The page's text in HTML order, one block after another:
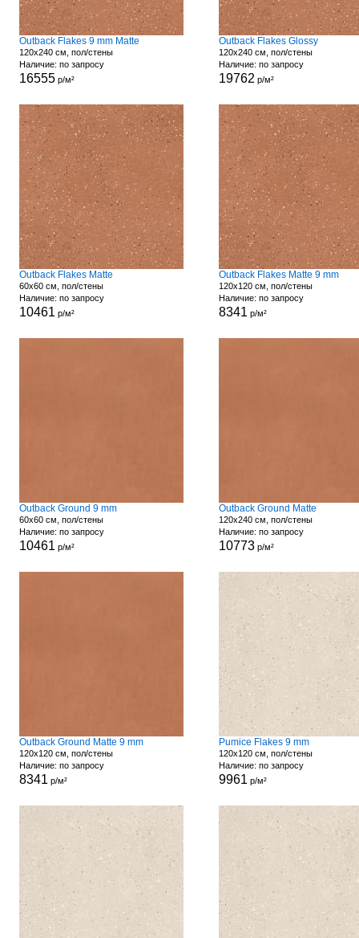
Outback Flakes 9 mm Matte
120x240 см, пол/стены
Наличие: по запросу
16555р/м²
Outback Flakes Glossy
120x240 см, пол/стены
Наличие: по запросу
19762 р/м²
Outback Flakes Matte
60x60 см, пол/стены
Наличие: по запросу
10461 р/м²
Outback Flakes Matte 9 mm
120x120 см, пол/стены
Наличие: по запросу
8341 р/м²
Outback Ground 9 mm
60x60 см, пол/стены
Наличие: по запросу
10461 р/м²
Outback Ground Matte
120x240 см, пол/стены
Наличие: по запросу
10773р/м²
Outback Ground Matte 9 mm
120x120 см, пол/стены
Наличие: по запросу
8341 р/м²
Pumice Flakes 9 mm
120x120 см, пол/стены
Наличие: по запросу
9961 р/м²